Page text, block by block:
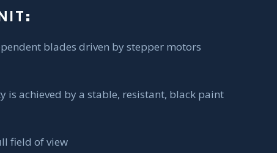
blades driven by stepper motors
is achieved by a stable, resistant, black paint
field of view